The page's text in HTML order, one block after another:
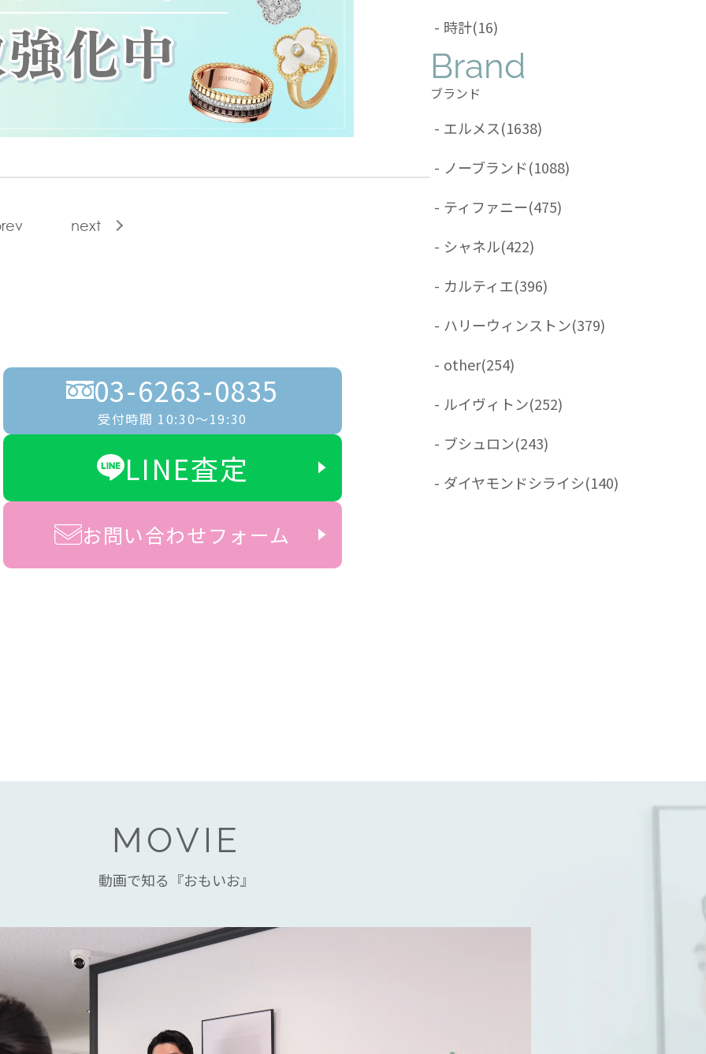
next
03-6263-0835
受付時間 10:30〜19:30
LINE査定
お問い合わせフォーム
- 時計(16)
Brand
ブランド
- エルメス(1638)
- ノーブランド(1088)
- ティファニー(475)
- シャネル(422)
- カルティエ(396)
- ハリーウィンストン(379)
- other(254)
- ルイヴィトン(252)
- ブシュロン(243)
- ダイヤモンドシライシ(140)
MOVIE
動画で知る『おもいお』